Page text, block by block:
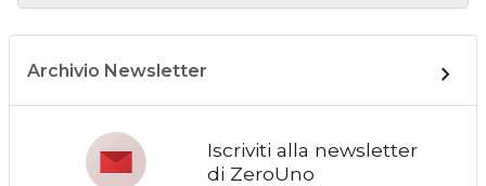
Archivio Newsletter
Iscriviti alla newsletter
di ZeroUno